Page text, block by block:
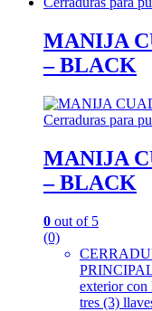
MANIJA
– BLACK
Cerraduras para
MANIJA
– BLACK
0 out of 5
(0)
exterior con
tres (3)